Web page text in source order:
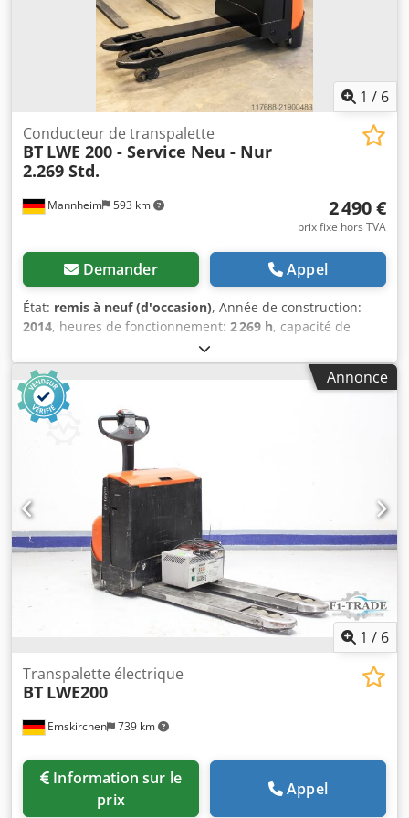
1 / 6
Mannheim 593 km
Conducteur de transpalette
BT LWE 200 - Service Neu - Nur
2.269 Std.
2 490 €
prix fixe hors TVA
Demander Appel
État: remis à neuf (d'occasion), Année de construction:
2014, heures de fonctionnement: 2 269 h, capacité de
, type de carburant:
mât:Simplex, hauteur de construction:1 300 mm,
Fabricant : BT Modèle : BT LWE 200 – transpalette
électrique à levée basse Type d'entraînement : électrique
Capacité de levage : 2 000 kg Année de fabrication : 2014
Heures de service : 2 269 N° de série : 6071472 Données
mât/fourches Type de mât : - Dodsy Rnhdepfx Ahiokr
Hauteur de levée : 54 mm
Annonce
1 / 6
Emskirchen 739 km
Transpalette électrique
BT LWE200
prix
Appel